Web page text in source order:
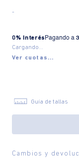
-
0% Interés Pagando a
Cargando...
Ver cuotas...
Guía de tallas
Cambios y